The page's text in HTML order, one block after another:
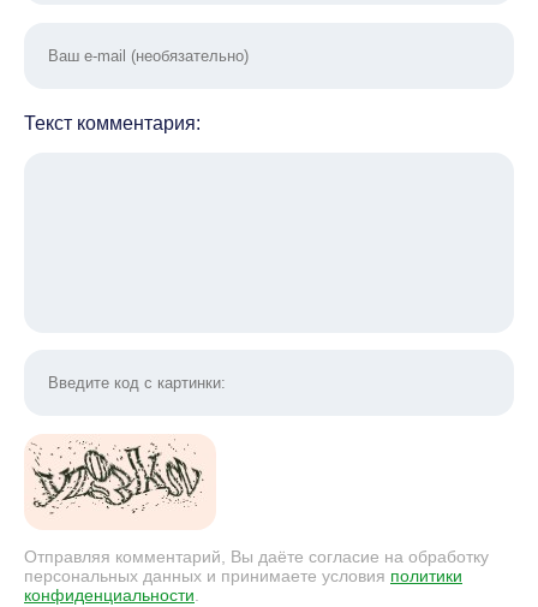
Текст комментария:
Отправляя комментарий, Вы даёте согласие на обработку
персональных данных и принимаете условия политики
конфиденциальности.